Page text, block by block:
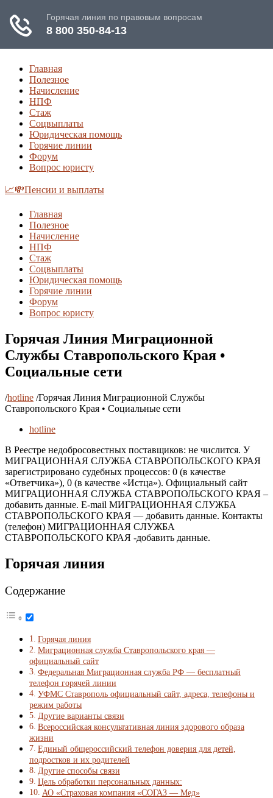
Главная
Полезное
Начисление
НПФ
Стаж
Соцвыплаты
Юридическая помощь
Горячие линии
Форум
Вопрос юристу
📈💸Пенсии и выплаты
Главная
Полезное
Начисление
НПФ
Стаж
Соцвыплаты
Юридическая помощь
Горячие линии
Форум
Вопрос юристу
Горячая Линия Миграционной
Службы Ставропольского Края •
Социальные сети
/hotline /Горячая Линия Миграционной Службы
Ставропольского Края • Социальные сети
hotline
В Реестре недобросовестных поставщиков: не числится. У
МИГРАЦИОННАЯ СЛУЖБА СТАВРОПОЛЬСКОГО КРАЯ
зарегистрировано судебных процессов: 0 (в качестве
«Ответчика»), 0 (в качестве «Истца»). Официальный сайт
МИГРАЦИОННАЯ СЛУЖБА СТАВРОПОЛЬСКОГО КРАЯ –
добавить данные. E-mail МИГРАЦИОННАЯ СЛУЖБА
СТАВРОПОЛЬСКОГО КРАЯ — добавить данные. Контакты
(телефон) МИГРАЦИОННАЯ СЛУЖБА
СТАВРОПОЛЬСКОГО КРАЯ -добавить данные.
Горячая линия
Содержание
Горячая линия
Миграционная служба Ставропольского края —
официальный сайт
Федеральная Миграционная служба РФ — бесплатный
телефон горячей линии
УФМС Ставрополь официальный сайт, адреса, телефоны и
режим работы
Другие варианты связи
Всероссийская консультативная линия здорового образа
жизни
Единый общероссийский телефон доверия для детей,
подростков и их родителей
Другие способы связи
Цель обработки персональных данных:
АО «Страховая компания «СОГАЗ — Мед»